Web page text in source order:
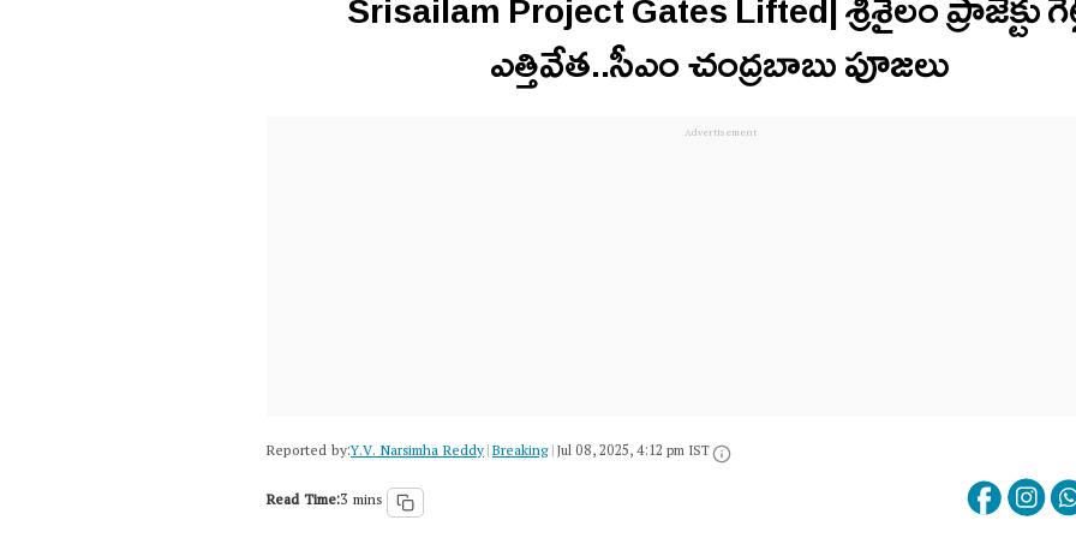
Srisailam Project Gates Lifted| శ్రీశైలం ప్రాజెక్టు
ఎత్తివేత..సీఎం చంద్రబాబు పూజలు
Reported by:Y.V. Narsimha Reddy|Breaking|Jul 08, 2025, 4:12 pm IST
Read Time:3 mins